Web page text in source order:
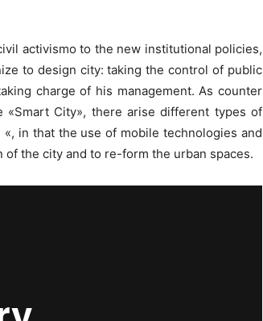
activismo to the new institutional policies,
to design city: taking the control of public
charge of his management. As counter
City», there arise different types of
in that the use of mobile technologies and
the city and to re-form the urban spaces.